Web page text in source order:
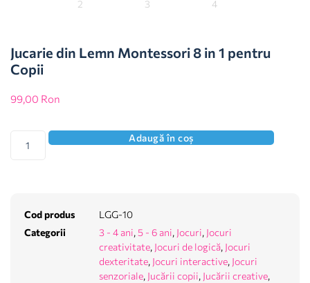
Jucarie din Lemn Montessori 8 in 1 pentru
Copii
99,00 Ron
Adaugă în coș
Cod produs
LGG-10
Categorii
3 - 4 ani, 5 - 6 ani, Jocuri, Jocuri
creativitate, Jocuri de logică, Jocuri
dexteritate, Jocuri interactive, Jocuri
senzoriale, Jucării copii, Jucării creative,